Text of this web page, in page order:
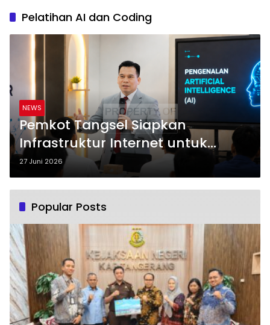
Pelatihan AI dan Coding
NEWS
Pemkot Tangsel Siapkan
Infrastruktur Internet untuk
Dukung Pelatihan AI dan Coding
Remaja Masjid
27 Juni 2026
Popular Posts